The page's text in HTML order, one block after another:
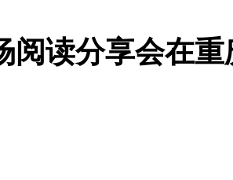
阅读分享会在重